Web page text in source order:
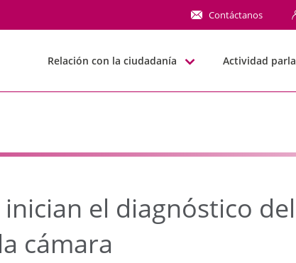
el diagnóstico
Contáctanos
Relación con la ciudadanía Actividad
inician el diagnóstico
cámara